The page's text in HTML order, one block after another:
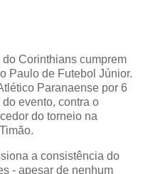
Corinthians cumprem
Paulo de Futebol Júnior.
Paranaense por 6
evento, contra o
do torneio na
a consistência do
- apesar de nenhum